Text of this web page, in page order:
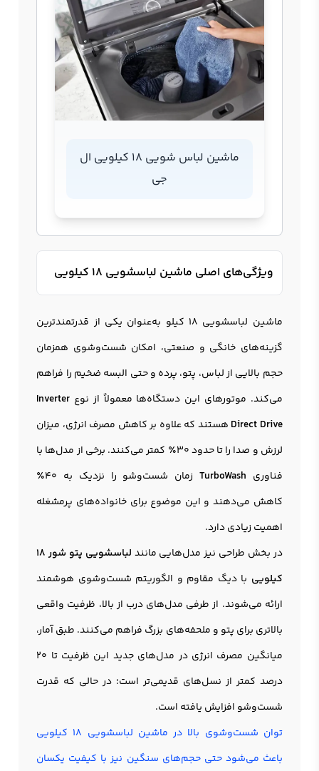
ماشین لباس شویی 18 کیلویی ال
جی
ویژگی‌های اصلی ماشین لباسشویی 18 کیلویی
ماشین لباسشویی 18 کیلو به‌عنوان یکی از قدرتمندترین
گزینه‌های خانگی و صنعتی، امکان شست‌وشوی همزمان
حجم بالایی از لباس، پتو، پرده و حتی البسه ضخیم را فراهم
می‌کند. موتورهای این دستگاه‌ها معمولاً از نوع Inverter
Direct Drive هستند که علاوه بر کاهش مصرف انرژی، میزان
لرزش و صدا را تا حدود 30٪ کمتر می‌کنند. برخی از مدل‌ها با
فناوری TurboWash
زمان شست‌وشو را نزدیک به 40٪
کاهش می‌دهند و این موضوع برای خانواده‌های پرمشغله
اهمیت زیادی دارد.
در بخش طراحی نیز مدل‌هایی مانند
لباسشویی پتو شور 18
کیلویی با دیگ مقاوم و الگوریتم شست‌وشوی هوشمند
ارائه می‌شوند. از طرفی مدل‌های درب از بالا، ظرفیت واقعی
بالاتری برای پتو و ملحفه‌های بزرگ فراهم می‌کنند. طبق آمار،
میانگین مصرف انرژی در مدل‌های جدید این ظرفیت تا 20
درصد کمتر از نسل‌های قدیمی‌تر است؛ در حالی که قدرت
شست‌وشو افزایش یافته است.
توان شست‌وشوی بالا در ماشین لباسشویی 18 کیلویی
باعث می‌شود حتی حجم‌های سنگین نیز با کیفیت یکسان